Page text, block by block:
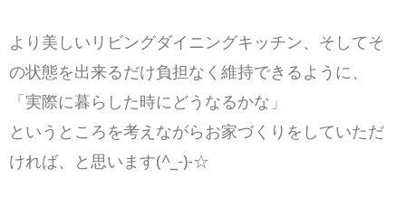
より美しいリビングダイニングキッチン、そしてそ
の状態を出来るだけ負担なく維持できるように、
「実際に暮らした時にどうなるかな」
というところを考えながらお家づくりをしていただ
ければ、と思います(^_-)-☆